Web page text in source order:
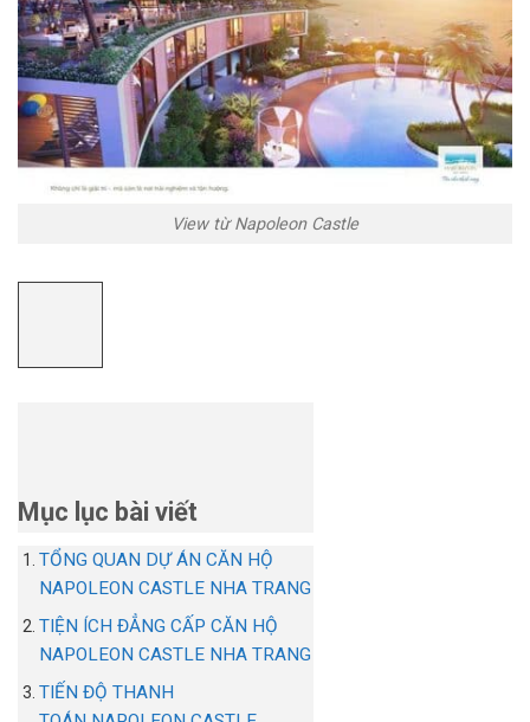
View từ Napoleon Castle
Mục lục bài viết
TỔNG QUAN DỰ ÁN CĂN HỘ
NAPOLEON CASTLE NHA TRANG
TIỆN ÍCH ĐẲNG CẤP CĂN HỘ
NAPOLEON CASTLE NHA TRANG
TIẾN ĐỘ THANH